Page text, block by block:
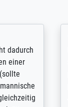
sich
(ein